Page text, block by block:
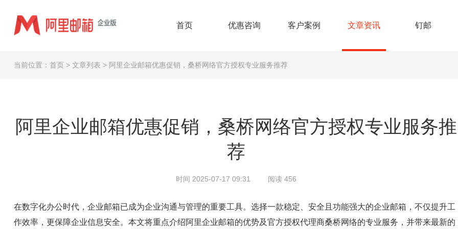
首页 优惠咨询 客户案例 文章资讯 钉邮
当前位置： 首页> 文章列表 > 阿里企业邮箱优惠促销，桑桥网络官方授权专业服务推荐
阿里企业邮箱优惠促销，桑桥网络官方授权专业服务推
荐
时间 2025-07-17 09:31 阅读 456
在数字化办公时代，企业邮箱已成为企业沟通与管理的重要工具。选择一款稳定、安全且功能强大的企业邮箱，不仅提升工
作效率，更保障企业信息安全。本文将重点介绍阿里企业邮箱的优势及官方授权代理商桑桥网络的专业服务，并带来最新的